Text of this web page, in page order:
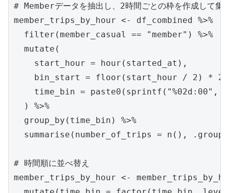
# Memberデータを抽出し、2時間ごとの枠を作成して集
member_trips_by_hour <- df_combined %>%
  filter(member_casual == "member") %>%
  mutate(
    start_hour = hour(started_at),
    bin_start = floor(start_hour / 2) * 2,
time_bin = paste0(sprintf("%02d:00",
  ) %>%
  group_by(time_bin) %>%
summarise(number_of_trips = n(),
# 時間順に並べ替え
member_trips_by_hour <-